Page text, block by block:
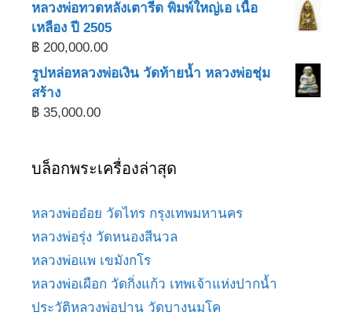
หลวงพ่อทวดหลังเตารีด พิมพ์ใหญ่เอ เนื้อ
เหลือง ปี 2505
฿ 200,000.00
รูปหล่อหลวงพ่อเงิน วัดท้ายน้ำ หลวงพ่อชุ่ม
สร้าง
฿ 35,000.00
บล็อกพระเครื่องล่าสุด
หลวงพ่ออ๋อย วัดไทร กรุงเทพมหานคร
หลวงพ่อรุ่ง วัดหนองสีนวล
หลวงพ่อแพ เขมังกโร
หลวงพ่อเผือก วัดกิ่งแก้ว เทพเจ้าแห่งปากน้ำ
ประวัติหลวงพ่อปาน วัดบางนมโค